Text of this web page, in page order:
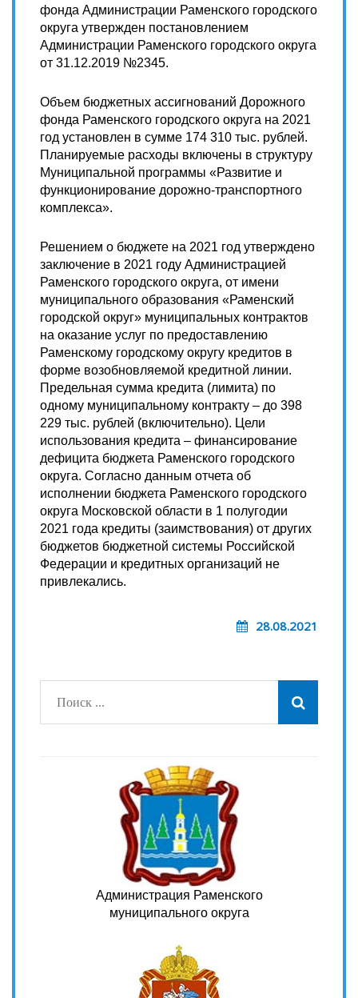
фонда Администрации Раменского городского
округа утвержден постановлением
Администрации Раменского городского округа
от 31.12.2019 №2345.
Объем бюджетных ассигнований Дорожного
фонда Раменского городского округа на 2021
год установлен в сумме 174 310 тыс. рублей.
Планируемые расходы включены в структуру
Муниципальной программы «Развитие и
функционирование дорожно-транспортного
комплекса».
Решением о бюджете на 2021 год утверждено
заключение в 2021 году Администрацией
Раменского городского округа, от имени
муниципального образования «Раменский
городской округ» муниципальных контрактов
на оказание услуг по предоставлению
Раменскому городскому округу кредитов в
форме возобновляемой кредитной линии.
Предельная сумма кредита (лимита) по
одному муниципальному контракту – до 398
229 тыс. рублей (включительно). Цели
использования кредита – финансирование
дефицита бюджета Раменского городского
округа. Согласно данным отчета об
исполнении бюджета Раменского городского
округа Московской области в 1 полугодии
2021 года кредиты (заимствования) от других
бюджетов бюджетной системы Российской
Федерации и кредитных организаций не
привлекались.
28.08.2021
Администрация Раменского
муниципального округа